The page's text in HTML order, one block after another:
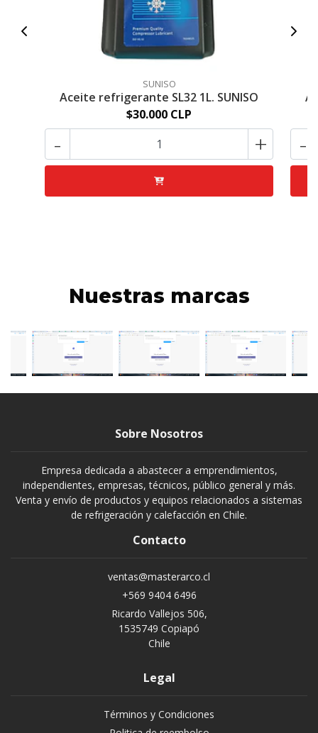
SUNISO
Aceite refrigerante SL32 1L. SUNISO
$30.000 CLP
- + -
Nuestras marcas
Sobre Nosotros
Empresa dedicada a abastecer a emprendimientos,
independientes, empresas, técnicos, público general y más.
Venta y envío de productos y equipos relacionados a sistemas
de refrigeración y calefacción en Chile.
Contacto
ventas@masterarco.cl
+569 9404 6496
Ricardo Vallejos 506,
1535749 Copiapó
Chile
Legal
Términos y Condiciones